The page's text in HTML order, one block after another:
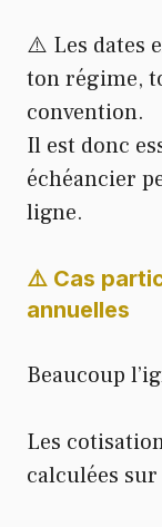
⚠️ Les dates
ton régime,
convention.
Il est donc
échéancier
ligne.
⚠️ Cas
annuelles
Beaucoup
Les
calculées